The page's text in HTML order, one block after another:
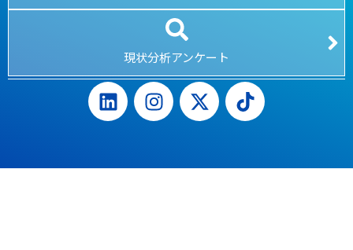
現状分析アンケート